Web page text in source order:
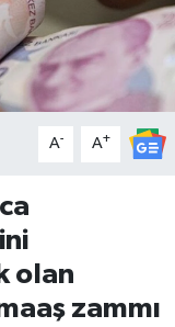
A- A+
olan
zammı